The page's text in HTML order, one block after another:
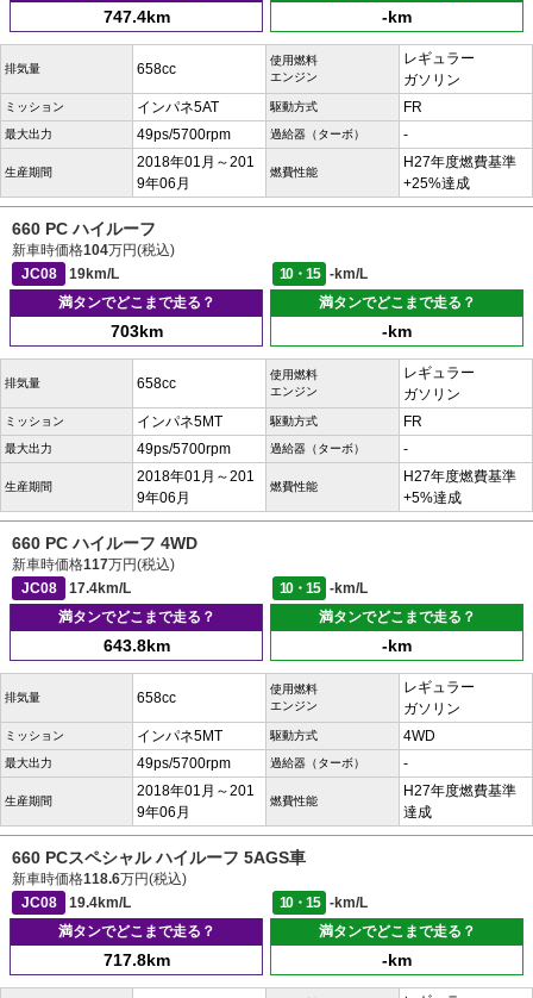
747.4km -km
排気量 658cc
使用燃料
エンジン
レギュラー
ガソリン
ミッション インパネ5AT 駆動方式 FR
最大出力 49ps/5700rpm 過給器（ターボ） -
生産期間
2018年01月～201
9年06月
燃費性能
H27年度燃費基準
+25%達成
660 PC ハイルーフ
新車時価格104万円(税込)
JC08
19km/L 10・15
-km/L
満タンでどこまで走る？
703km
満タンでどこまで走る？
-km
排気量 658cc
使用燃料
エンジン
レギュラー
ガソリン
ミッション インパネ5MT 駆動方式 FR
最大出力 49ps/5700rpm 過給器（ターボ） -
生産期間
2018年01月～201
9年06月
燃費性能
H27年度燃費基準
+5%達成
660 PC ハイルーフ 4WD
新車時価格117万円(税込)
JC08
17.4km/L 10・15
-km/L
満タンでどこまで走る？
643.8km
満タンでどこまで走る？
-km
排気量 658cc
使用燃料
エンジン
レギュラー
ガソリン
ミッション インパネ5MT 駆動方式 4WD
最大出力 49ps/5700rpm 過給器（ターボ） -
生産期間
2018年01月～201
9年06月
燃費性能
H27年度燃費基準
達成
660 PCスペシャル ハイルーフ 5AGS車
新車時価格118.6万円(税込)
JC08
19.4km/L 10・15
-km/L
満タンでどこまで走る？
717.8km
満タンでどこまで走る？
-km